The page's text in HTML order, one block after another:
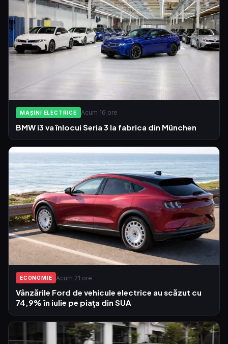
MAȘINI ELECTRICE Acum 16 ore
BMW i3 va înlocui Seria 3 la fabrica din München
ECONOMIE Acum 21 ore
Vânzările Ford de vehicule electrice au scăzut cu
74,9% în iulie pe piața din SUA